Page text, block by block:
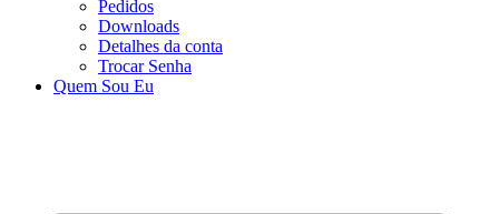
Pedidos
Downloads
Detalhes da conta
Trocar Senha
Quem Sou Eu